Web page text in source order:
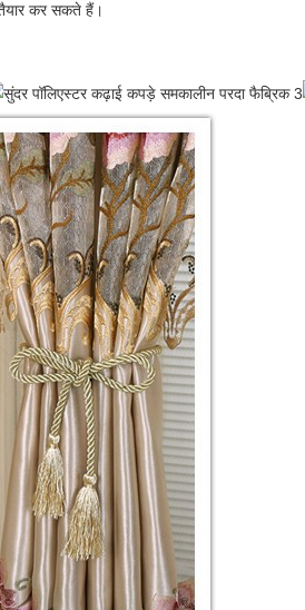
कर सकते हैं।